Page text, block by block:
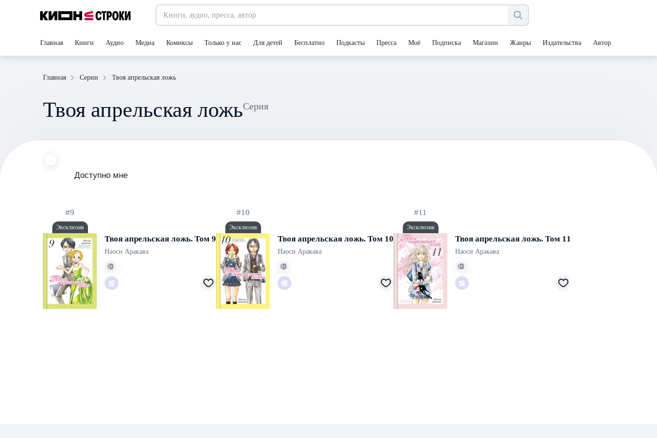
Главная Книги Аудио Медиа Комиксы Только у нас Для детей Бесплатно Подкасты Пресса Моё Подписка Магазин Жанры Издательства Авторы
Главная Серии Твоя апрельская ложь
Твоя апрельская ложь Серия
Доступно мне
#9
Эксклюзив
Твоя апрельская ложь. Том 9
Наоси Аракава
#10
Эксклюзив
Твоя апрельская ложь. Том 10
Наоси Аракава
#11
Эксклюзив
Твоя апрельская ложь. Том 11
Наоси Аракава